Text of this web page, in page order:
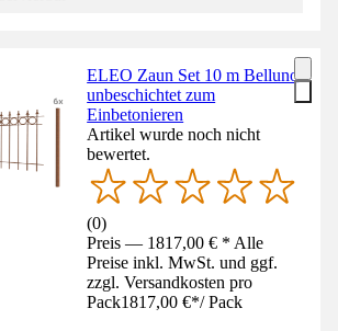
ELEO Zaun Set 10 m Belluno
unbeschichtet zum
Einbetonieren
Artikel wurde noch nicht
bewertet.
(0)
Preis — 1817,00 € * Alle
Preise inkl. MwSt. und ggf.
zzgl. Versandkosten pro
Pack1817,00 €*/ Pack